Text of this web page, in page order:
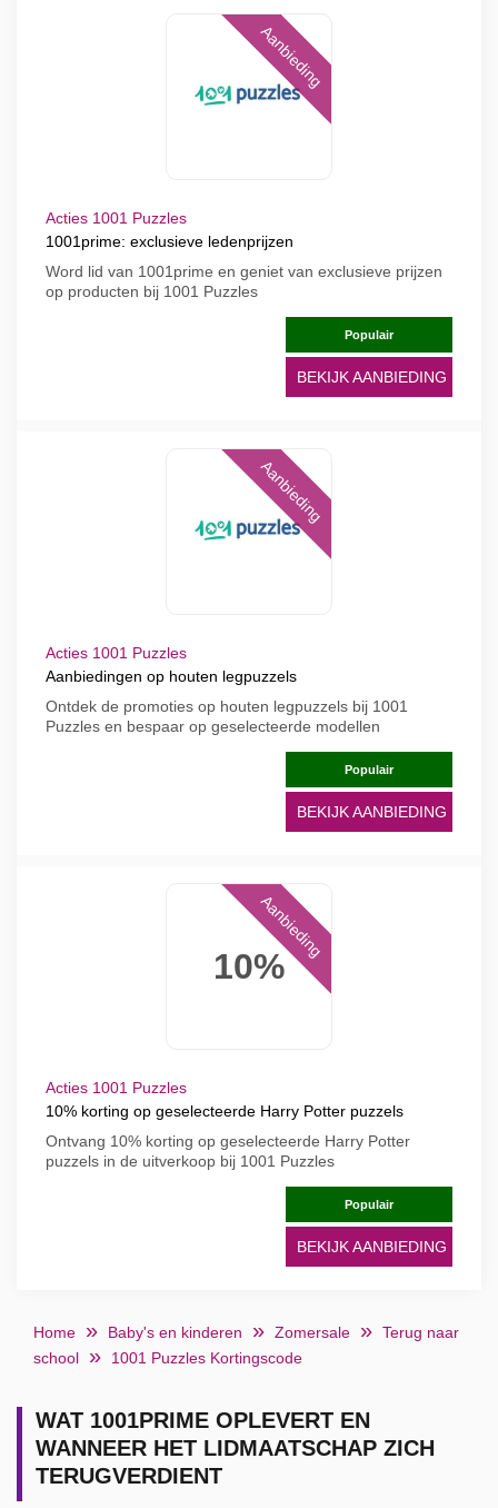
Aanbieding
Acties 1001 Puzzles
1001prime: exclusieve ledenprijzen
Word lid van 1001prime en geniet van exclusieve prijzen
op producten bij 1001 Puzzles
Populair
BEKIJK AANBIEDING
Aanbieding
Acties 1001 Puzzles
Aanbiedingen op houten legpuzzels
Ontdek de promoties op houten legpuzzels bij 1001
Puzzles en bespaar op geselecteerde modellen
Populair
BEKIJK AANBIEDING
10%
Aanbieding
Acties 1001 Puzzles
10% korting op geselecteerde Harry Potter puzzels
Ontvang 10% korting op geselecteerde Harry Potter
puzzels in de uitverkoop bij 1001 Puzzles
Populair
BEKIJK AANBIEDING
Home Baby's en kinderen Zomersale
Terug naar
school
1001 Puzzles Kortingscode
WAT 1001PRIME OPLEVERT EN
WANNEER HET LIDMAATSCHAP ZICH
TERUGVERDIENT